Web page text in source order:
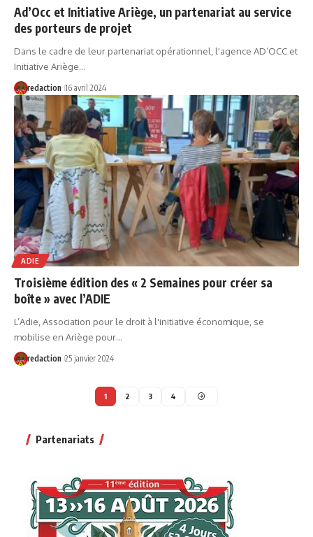
Ad’Occ et Initiative Ariège, un partenariat au service
des porteurs de projet
Dans le cadre de leur partenariat opérationnel, l'agence AD’OCC et
Initiative Ariège…
redaction 16 avril 2024
ADIE
Troisième édition des « 2 Semaines pour créer sa
boîte » avec l’ADIE
L’Adie, Association pour le droit à l'initiative économique, se
mobilise en Ariège pour…
redaction 25 janvier 2024
1 2 3 4
Partenariats